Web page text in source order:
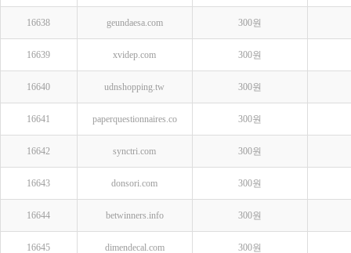
16638 geundaesa.com 300원
16639 xvidep.com 300원
16640 udnshopping.tw 300원
16641 paperquestionnaires.co 300원
16642 synctri.com 300원
16643 donsori.com 300원
16644 betwinners.info 300원
16645 dimendecal.com 300원